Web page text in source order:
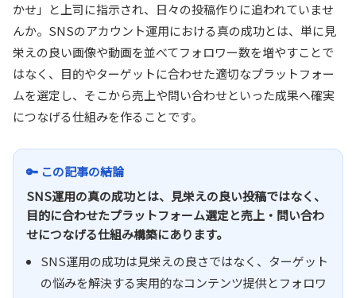
かせ」と上司に指示され、日々の投稿作りに追われていませ
んか。SNSのアカウント運用における真の成功とは、単に見
栄えの良い画像や動画を並べてフォロワー数を増やすことで
はなく、目的やターゲットに合わせた適切なプラットフォー
ムを選定し、そこから売上や問い合わせといった成果へ確実
につなげる仕組みを作ることです。
🔑 この記事の結論
SNS運用の真の成功とは、見栄えの良い投稿ではなく、
目的に合わせたプラットフォーム選定と売上・問い合わ
せにつなげる仕組み構築にあります。
SNS運用の成功は見栄えの良さではなく、ターゲット
の悩みを解決する実用的なコンテンツ提供とフォロワ